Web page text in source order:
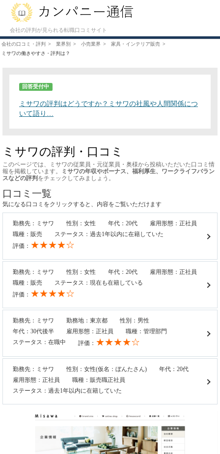
会社の評判が見られる転職口コミサイト
会社の口コミ・評判 業界別 小売業界
家具・インテリア販売
ミサワの働きやすさ・評判は？
回答受付中
ミサワの評判はどうですか？ミサワの社風や人間関係につ
いて語り…
ミサワの評判・口コミ
このページでは、ミサワの従業員・元従業員・奥様から投稿いただいた口コミ情
報を掲載しています。
ミサワの年収やボーナス、福利厚生、ワークライフバラン
スなどの評判 をチェックしてみましょう。
口コミ一覧
気になる口コミをクリックすると、内容をご覧いただけます
勤務先：ミサワ 性別：女性 年代：20代
雇用形態：正社員
職種：販売
ステータス：過去1年以内に在籍していた
評価： ★★★★☆
勤務先：ミサワ 性別：女性 年代：20代
雇用形態：正社員
職種：販売
ステータス：現在も在籍している
評価： ★★★★☆
勤務先：ミサワ 勤務地：東京都
性別：男性
年代：30代後半
雇用形態：正社員
職種：管理部門
ステータス：在職中
評価： ★★★★☆
勤務先：ミサワ 性別：女性(仮名：ぼんたさん)
年代：20代
雇用形態：正社員
職種：販売職正社員
ステータス：過去1年以内に在籍していた